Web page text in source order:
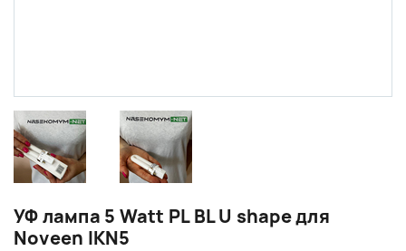
УФ лампа 5 Watt PL BL U shape для
Noveen IKN5